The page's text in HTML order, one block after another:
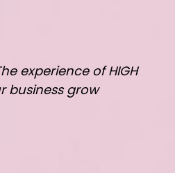
experience of HIGH
business grow